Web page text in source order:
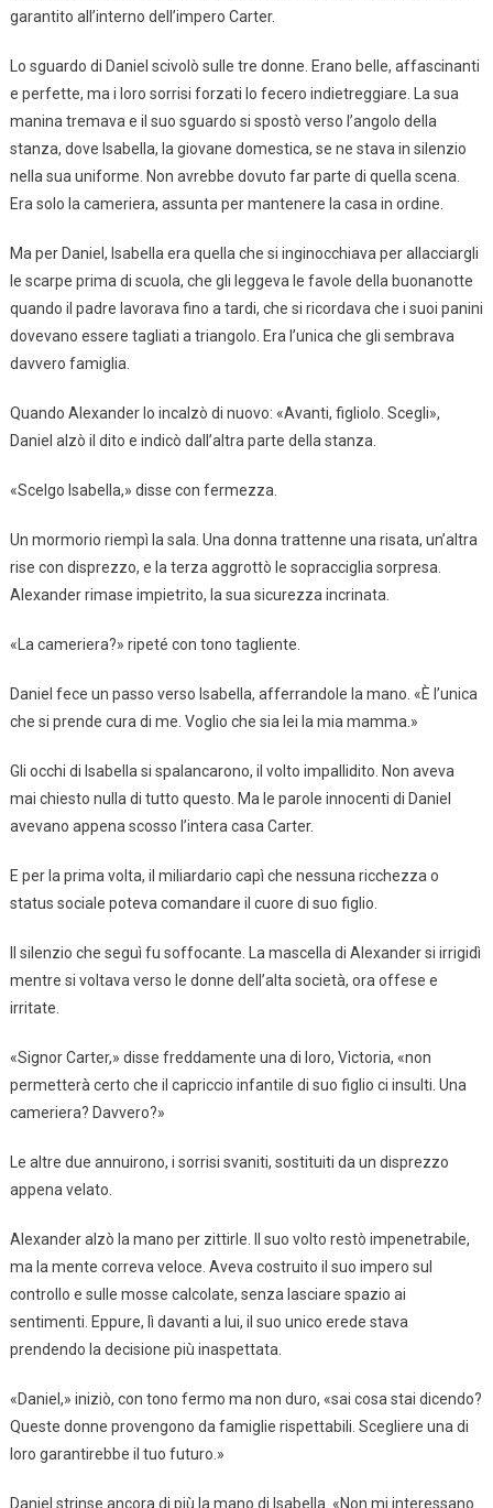
garantito all’interno dell’impero Carter.
Lo sguardo di Daniel scivolò sulle tre donne. Erano belle, affascinanti
e perfette, ma i loro sorrisi forzati lo fecero indietreggiare. La sua
manina tremava e il suo sguardo si spostò verso l’angolo della
stanza, dove Isabella, la giovane domestica, se ne stava in silenzio
nella sua uniforme. Non avrebbe dovuto far parte di quella scena.
Era solo la cameriera, assunta per mantenere la casa in ordine.
Ma per Daniel, Isabella era quella che si inginocchiava per allacciargli
le scarpe prima di scuola, che gli leggeva le favole della buonanotte
quando il padre lavorava fino a tardi, che si ricordava che i suoi panini
dovevano essere tagliati a triangolo. Era l’unica che gli sembrava
davvero famiglia.
Quando Alexander lo incalzò di nuovo: «Avanti, figliolo. Scegli»,
Daniel alzò il dito e indicò dall’altra parte della stanza.
«Scelgo Isabella,» disse con fermezza.
Un mormorio riempì la sala. Una donna trattenne una risata, un’altra
rise con disprezzo, e la terza aggrottò le sopracciglia sorpresa.
Alexander rimase impietrito, la sua sicurezza incrinata.
«La cameriera?» ripeté con tono tagliente.
Daniel fece un passo verso Isabella, afferrandole la mano. «È l’unica
che si prende cura di me. Voglio che sia lei la mia mamma.»
Gli occhi di Isabella si spalancarono, il volto impallidito. Non aveva
mai chiesto nulla di tutto questo. Ma le parole innocenti di Daniel
avevano appena scosso l’intera casa Carter.
E per la prima volta, il miliardario capì che nessuna ricchezza o
status sociale poteva comandare il cuore di suo figlio.
Il silenzio che seguì fu soffocante. La mascella di Alexander si irrigidì
mentre si voltava verso le donne dell’alta società, ora offese e
irritate.
«Signor Carter,» disse freddamente una di loro, Victoria, «non
permetterà certo che il capriccio infantile di suo figlio ci insulti. Una
cameriera? Davvero?»
Le altre due annuirono, i sorrisi svaniti, sostituiti da un disprezzo
appena velato.
Alexander alzò la mano per zittirle. Il suo volto restò impenetrabile,
ma la mente correva veloce. Aveva costruito il suo impero sul
controllo e sulle mosse calcolate, senza lasciare spazio ai
sentimenti. Eppure, lì davanti a lui, il suo unico erede stava
prendendo la decisione più inaspettata.
«Daniel,» iniziò, con tono fermo ma non duro, «sai cosa stai dicendo?
Queste donne provengono da famiglie rispettabili. Scegliere una di
loro garantirebbe il tuo futuro.»
Daniel strinse ancora di più la mano di Isabella. «Non mi interessano